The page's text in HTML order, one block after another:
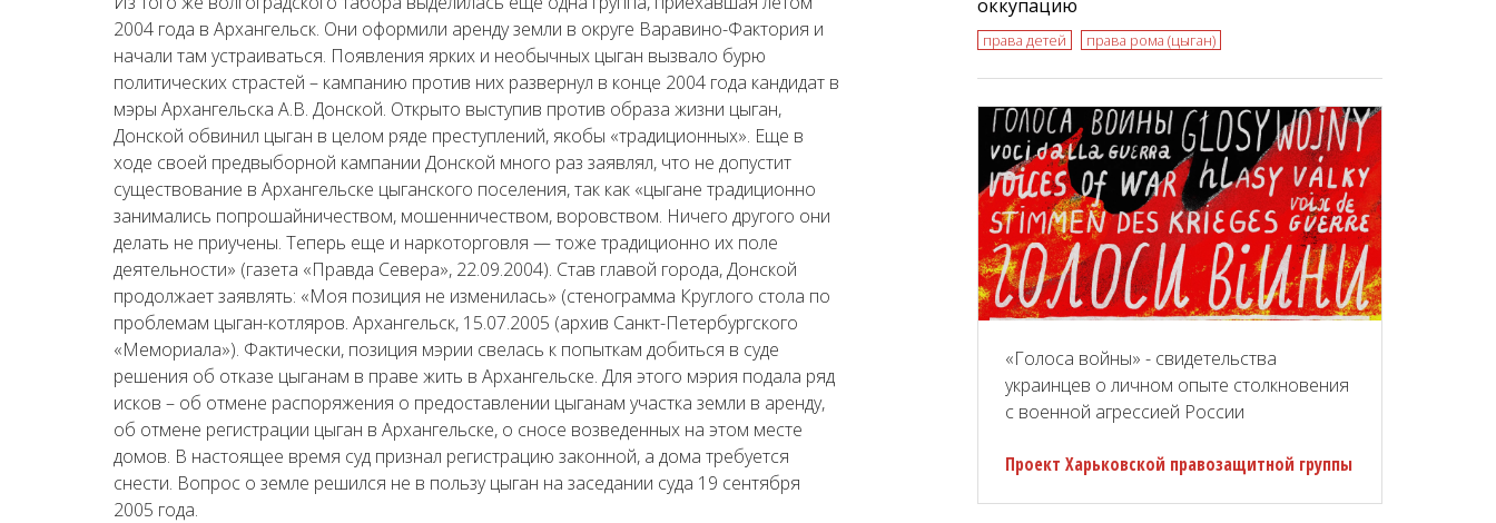
2004 года в Архангельск. Они оформили аренду земли в округе Варавино-Фактория и
начали там устраиваться. Появления ярких и необычных цыган вызвало бурю
политических страстей – кампанию против них развернул в конце 2004 года кандидат в
мэры Архангельска А.В. Донской. Открыто выступив против образа жизни цыган,
Донской обвинил цыган в целом ряде преступлений, якобы «традиционных». Еще в
ходе своей предвыборной кампании Донской много раз заявлял, что не допустит
существование в Архангельске цыганского поселения, так как «цыгане традиционно
занимались попрошайничеством, мошенничеством, воровством. Ничего другого они
делать не приучены. Теперь еще и наркоторговля — тоже традиционно их поле
деятельности» (газета «Правда Севера», 22.09.2004). Став главой города, Донской
продолжает заявлять: «Моя позиция не изменилась» (стенограмма Круглого стола по
проблемам цыган-котляров. Архангельск, 15.07.2005 (архив Санкт-Петербургского
«Мемориала»). Фактически, позиция мэрии свелась к попыткам добиться в суде
решения об отказе цыганам в праве жить в Архангельске. Для этого мэрия подала ряд
исков – об отмене распоряжения о предоставлении цыганам участка земли в аренду,
об отмене регистрации цыган в Архангельске, о сносе возведенных на этом месте
домов. В настоящее время суд признал регистрацию законной, а дома требуется
снести. Вопрос о земле решился не в пользу цыган на заседании суда 19 сентября
2005 года.
оккупацию
права детей права рома (цыган)
«Голоса войны» - свидетельства
украинцев о личном опыте столкновения
с военной агрессией России
Проект Харьковской правозащитной группы